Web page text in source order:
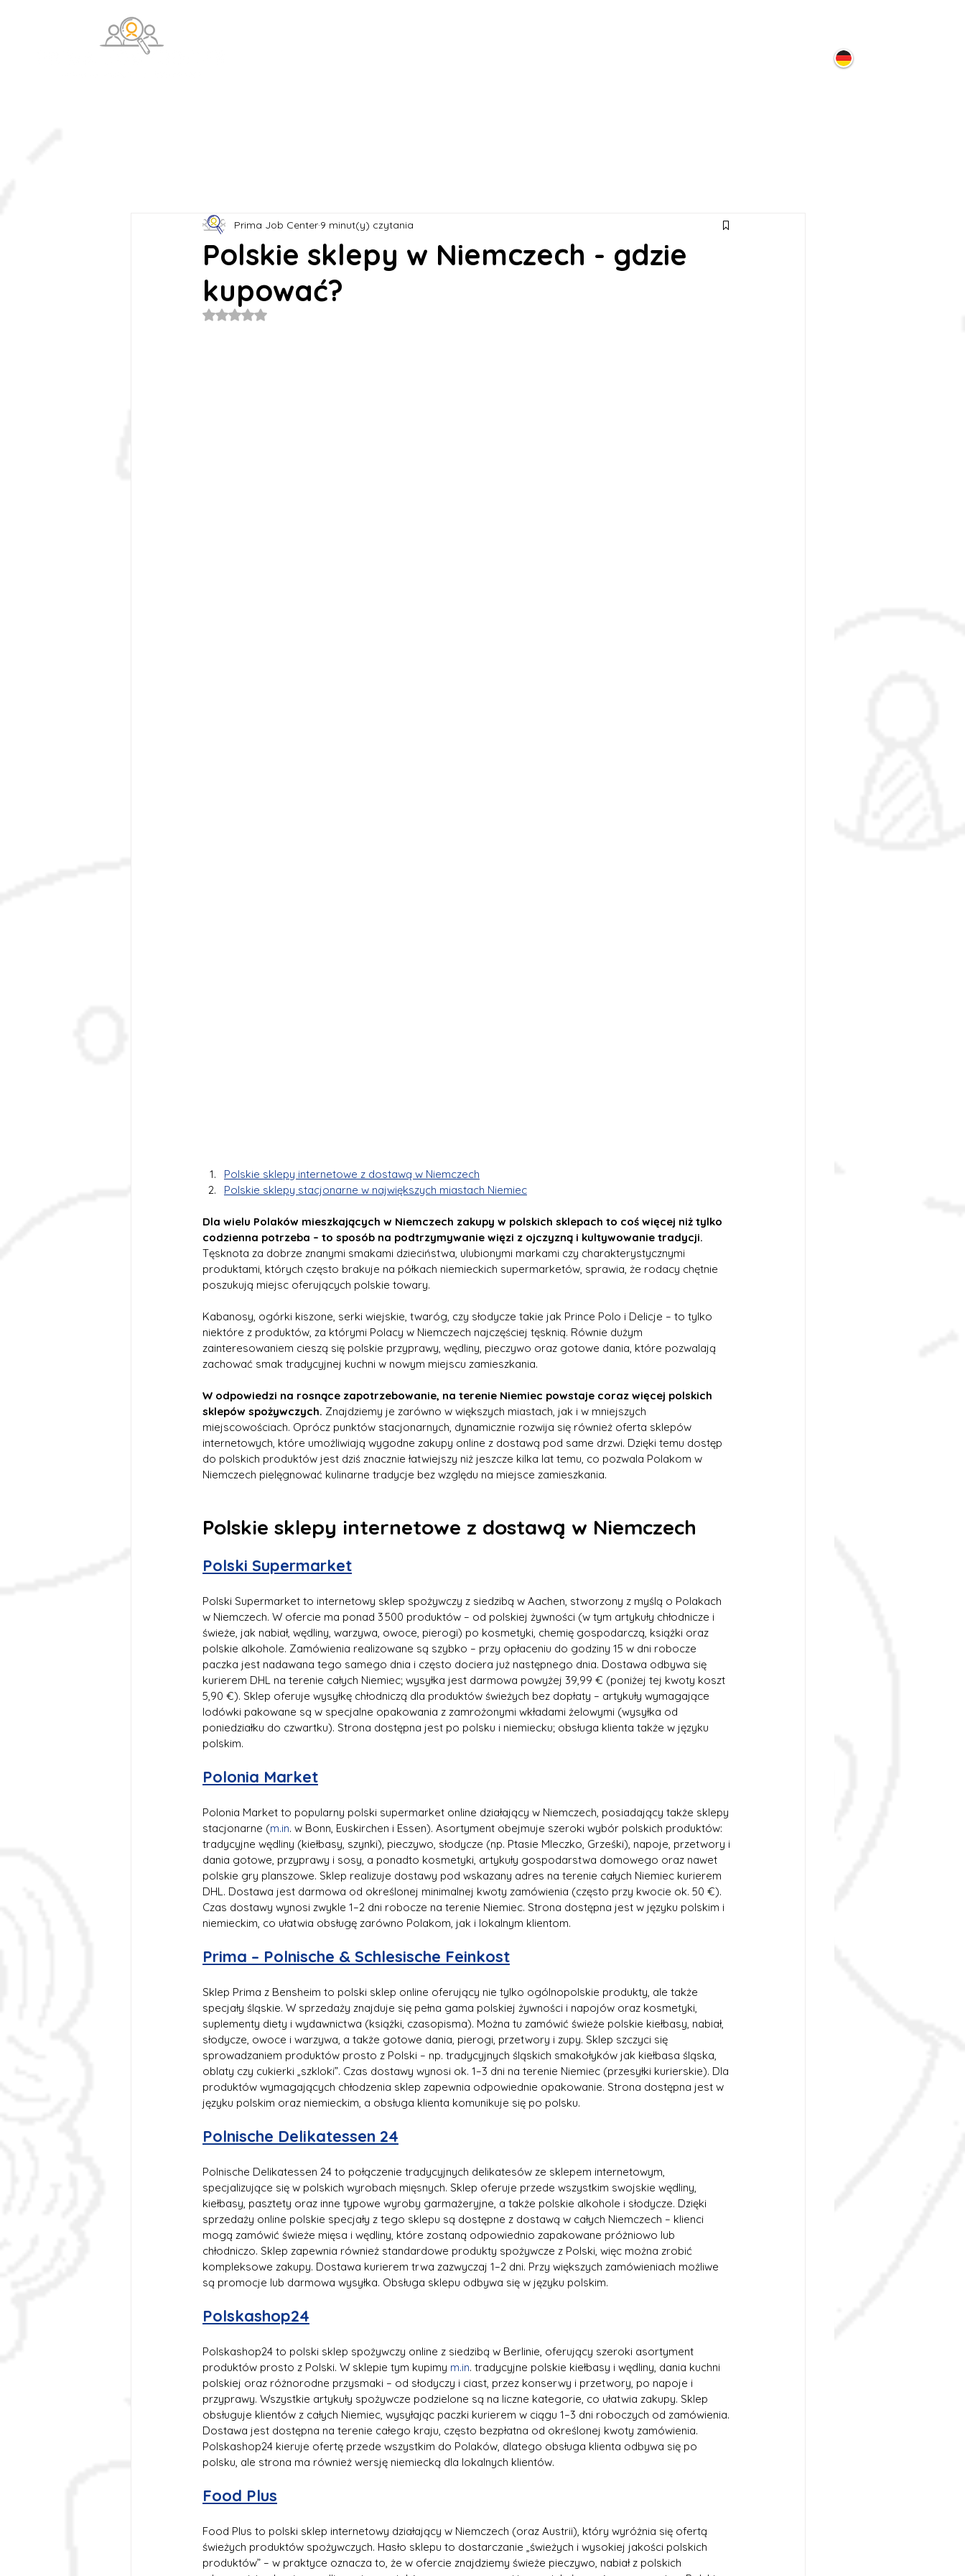
Polskie sklepy w Niemczech - gdzie
kupować?
Prima Job Center 9 minut(y) czytania
Oceniono na NaN z 5 gwiazdek.
Polskie sklepy internetowe z dostawą w Niemczech
Polskie sklepy stacjonarne w największych miastach Niemiec
Dla wielu Polaków mieszkających w Niemczech zakupy w polskich sklepach to coś więcej niż tylko
codzienna potrzeba – to sposób na podtrzymywanie więzi z ojczyzną i kultywowanie tradycji.
Tęsknota za dobrze znanymi smakami dzieciństwa, ulubionymi markami czy charakterystycznymi
produktami, których często brakuje na półkach niemieckich supermarketów, sprawia, że rodacy chętnie
poszukują miejsc oferujących polskie towary.
Kabanosy, ogórki kiszone, serki wiejskie, twaróg, czy słodycze takie jak Prince Polo i Delicje – to tylko
niektóre z produktów, za którymi Polacy w Niemczech najczęściej tęsknią. Równie dużym
zainteresowaniem cieszą się polskie przyprawy, wędliny, pieczywo oraz gotowe dania, które pozwalają
zachować smak tradycyjnej kuchni w nowym miejscu zamieszkania.
W odpowiedzi na rosnące zapotrzebowanie, na terenie Niemiec powstaje coraz więcej polskich
sklepów spożywczych. Znajdziemy je zarówno w większych miastach, jak i w mniejszych
miejscowościach. Oprócz punktów stacjonarnych, dynamicznie rozwija się również oferta sklepów
internetowych, które umożliwiają wygodne zakupy online z dostawą pod same drzwi. Dzięki temu dostęp
do polskich produktów jest dziś znacznie łatwiejszy niż jeszcze kilka lat temu, co pozwala Polakom w
Niemczech pielęgnować kulinarne tradycje bez względu na miejsce zamieszkania.
Polskie sklepy internetowe z dostawą w Niemczech
Polski Supermarket
Polski Supermarket to internetowy sklep spożywczy z siedzibą w Aachen, stworzony z myślą o Polakach
w Niemczech. W ofercie ma ponad 3 500 produktów – od polskiej żywności (w tym artykuły chłodnicze i
świeże, jak nabiał, wędliny, warzywa, owoce, pierogi) po kosmetyki, chemię gospodarczą, książki oraz
polskie alkohole. Zamówienia realizowane są szybko – przy opłaceniu do godziny 15 w dni robocze
paczka jest nadawana tego samego dnia i często dociera już następnego dnia. Dostawa odbywa się
kurierem DHL na terenie całych Niemiec; wysyłka jest darmowa powyżej 39,99 € (poniżej tej kwoty koszt
5,90 €). Sklep oferuje wysyłkę chłodniczą dla produktów świeżych bez dopłaty – artykuły wymagające
lodówki pakowane są w specjalne opakowania z zamrożonymi wkładami żelowymi (wysyłka od
poniedziałku do czwartku). Strona dostępna jest po polsku i niemiecku; obsługa klienta także w języku
polskim.
Polonia Market
Polonia Market to popularny polski supermarket online działający w Niemczech, posiadający także sklepy
stacjonarne (m.in. w Bonn, Euskirchen i Essen). Asortyment obejmuje szeroki wybór polskich produktów:
tradycyjne wędliny (kiełbasy, szynki), pieczywo, słodycze (np. Ptasie Mleczko, Grześki), napoje, przetwory i
dania gotowe, przyprawy i sosy, a ponadto kosmetyki, artykuły gospodarstwa domowego oraz nawet
polskie gry planszowe. Sklep realizuje dostawy pod wskazany adres na terenie całych Niemiec kurierem
DHL. Dostawa jest darmowa od określonej minimalnej kwoty zamówienia (często przy kwocie ok. 50 €).
Czas dostawy wynosi zwykle 1–2 dni robocze na terenie Niemiec. Strona dostępna jest w języku polskim i
niemieckim, co ułatwia obsługę zarówno Polakom, jak i lokalnym klientom.
Prima – Polnische & Schlesische Feinkost
Sklep Prima z Bensheim to polski sklep online oferujący nie tylko ogólnopolskie produkty, ale także
specjały śląskie. W sprzedaży znajduje się pełna gama polskiej żywności i napojów oraz kosmetyki,
suplementy diety i wydawnictwa (książki, czasopisma). Można tu zamówić świeże polskie kiełbasy, nabiał,
słodycze, owoce i warzywa, a także gotowe dania, pierogi, przetwory i zupy. Sklep szczyci się
sprowadzaniem produktów prosto z Polski – np. tradycyjnych śląskich smakołyków jak kiełbasa śląska,
oblaty czy cukierki „szkloki”. Czas dostawy wynosi ok. 1–3 dni na terenie Niemiec (przesyłki kurierskie). Dla
produktów wymagających chłodzenia sklep zapewnia odpowiednie opakowanie. Strona dostępna jest w
języku polskim oraz niemieckim, a obsługa klienta komunikuje się po polsku.
Polnische Delikatessen 24
Polnische Delikatessen 24 to połączenie tradycyjnych delikatesów ze sklepem internetowym,
specjalizujące się w polskich wyrobach mięsnych. Sklep oferuje przede wszystkim swojskie wędliny,
kiełbasy, pasztety oraz inne typowe wyroby garmażeryjne, a także polskie alkohole i słodycze. Dzięki
sprzedaży online polskie specjały z tego sklepu są dostępne z dostawą w całych Niemczech – klienci
mogą zamówić świeże mięsa i wędliny, które zostaną odpowiednio zapakowane próżniowo lub
chłodniczo. Sklep zapewnia również standardowe produkty spożywcze z Polski, więc można zrobić
kompleksowe zakupy. Dostawa kurierem trwa zazwyczaj 1–2 dni. Przy większych zamówieniach możliwe
są promocje lub darmowa wysyłka. Obsługa sklepu odbywa się w języku polskim.
Polskashop24
Polskashop24 to polski sklep spożywczy online z siedzibą w Berlinie, oferujący szeroki asortyment
produktów prosto z Polski. W sklepie tym kupimy m.in. tradycyjne polskie kiełbasy i wędliny, dania kuchni
polskiej oraz różnorodne przysmaki – od słodyczy i ciast, przez konserwy i przetwory, po napoje i
przyprawy. Wszystkie artykuły spożywcze podzielone są na liczne kategorie, co ułatwia zakupy. Sklep
obsługuje klientów z całych Niemiec, wysyłając paczki kurierem w ciągu 1–3 dni roboczych od zamówienia.
Dostawa jest dostępna na terenie całego kraju, często bezpłatna od określonej kwoty zamówienia.
Polskashop24 kieruje ofertę przede wszystkim do Polaków, dlatego obsługa klienta odbywa się po
polsku, ale strona ma również wersję niemiecką dla lokalnych klientów.
Food Plus
Food Plus to polski sklep internetowy działający w Niemczech (oraz Austrii), który wyróżnia się ofertą
świeżych produktów spożywczych. Hasło sklepu to dostarczanie „świeżych i wysokiej jakości polskich
produktów” – w praktyce oznacza to, że w ofercie znajdziemy świeże pieczywo, nabiał z polskich